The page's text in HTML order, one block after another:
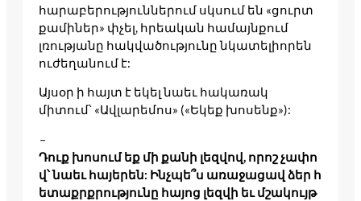
հարաբերություններում սկսում են «ցուրտ
քամիներ» փչել, հրեական համայնքում
լռությանը հակվածությունը նկատելիորեն
ուժեղանում է:
Այսօր ի հայտ է եկել նաեւ հակառակ
միտում՝ «Ավլարեմոս» («Եկեք խոսենք»):
–
Դուք խոսում եք մի քանի լեզվով, որոշ չափո
վ՝ նաեւ հայերեն: Ինչպե՞ս առաջացավ ձեր հ
ետաքրքրությունը հայոց լեզվի եւ մշակույթ